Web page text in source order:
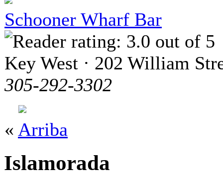
Schooner Wharf Bar
Key West · 202 William
305-292-3302
« Arriba
Islamorada